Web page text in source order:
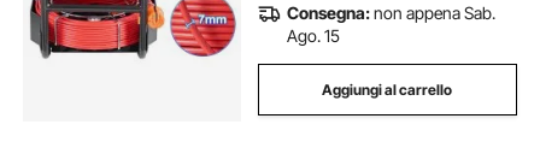
Consegna:non appena Sab.
Ago. 15
Aggiungi al carrello